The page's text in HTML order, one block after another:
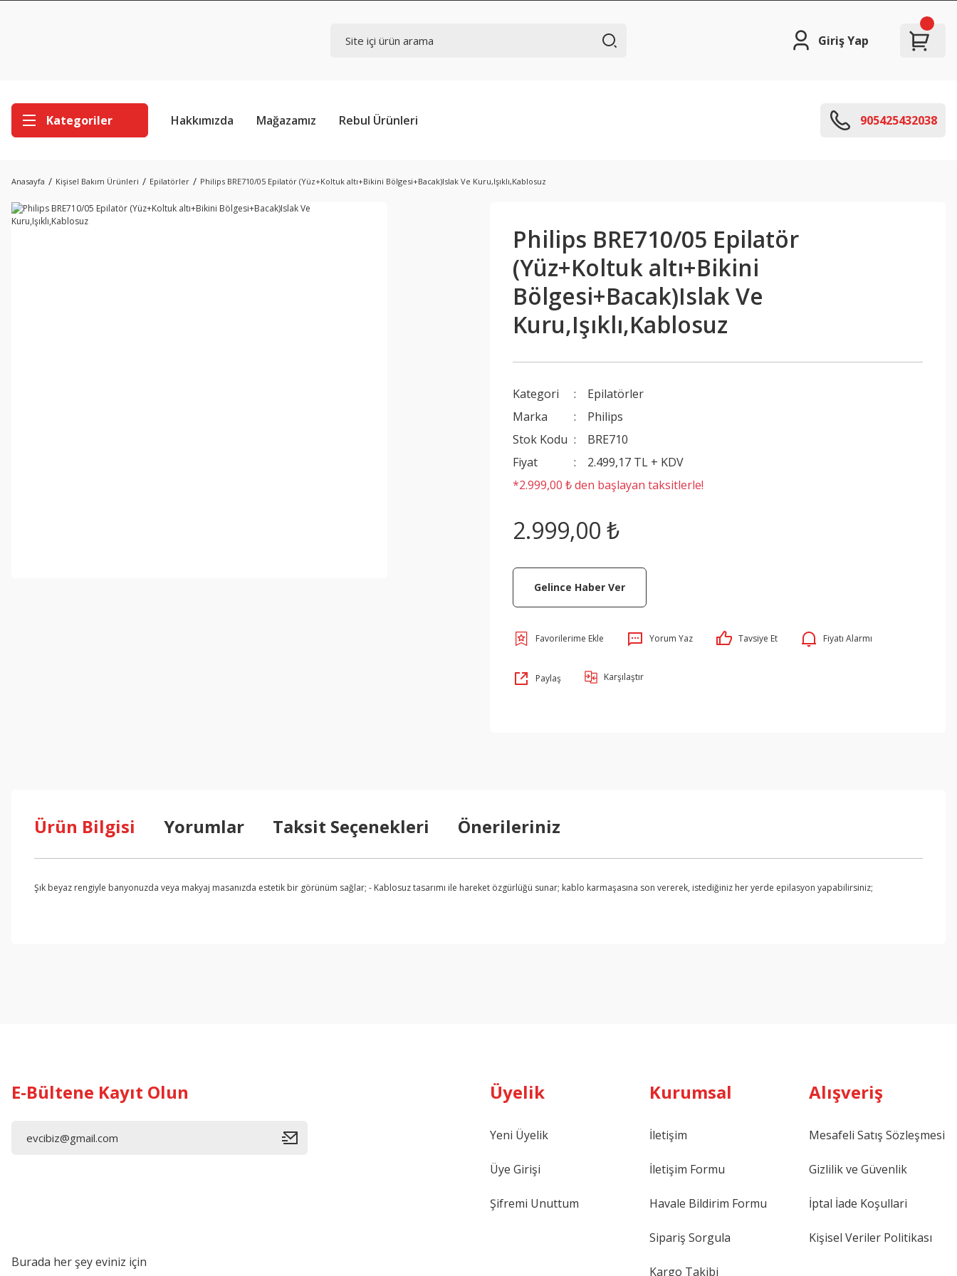
Giriş Yap
Kategoriler Hakkımızda Mağazamız Rebul Ürünleri 905425432038
Anasayfa Kişisel Bakım Ürünleri Epilatörler Philips BRE710/05 Epilatör (Yüz+Koltuk altı+Bikini Bölgesi+Bacak)Islak Ve Kuru,Işıklı,Kablosuz
Philips BRE710/05 Epilatör
(Yüz+Koltuk altı+Bikini
Bölgesi+Bacak)Islak Ve
Kuru,Işıklı,Kablosuz
Kategori
Epilatörler
Marka
Philips
Stok Kodu
BRE710
Fiyat
2.499,17 TL + KDV
*2.999,00 ₺ den başlayan taksitlerle!
2.999,00 ₺
Gelince Haber Ver
Yorum Yaz Tavsiye Et Fiyatı Alarmı
Paylaş Karşılaştır
Ürün Bilgisi Yorumlar Taksit Seçenekleri Önerileriniz
Şık beyaz rengiyle banyonuzda veya makyaj masanızda estetik bir görünüm sağlar; - Kablosuz tasarımı ile hareket özgürlüğü sunar; kablo karmaşasına son vererek, istediğiniz her yerde epilasyon yapabilirsiniz;
E-Bültene Kayıt Olun
Burada her şey eviniz için
Üyelik
Yeni Üyelik
Üye Girişi
Şifremi Unuttum
Kurumsal
İletişim
İletişim Formu
Havale Bildirim Formu
Sipariş Sorgula
Kargo Takibi
Alışveriş
Mesafeli Satış Sözleşmesi
Gizlilik ve Güvenlik
İptal İade Koşullari
Kişisel Veriler Politikası